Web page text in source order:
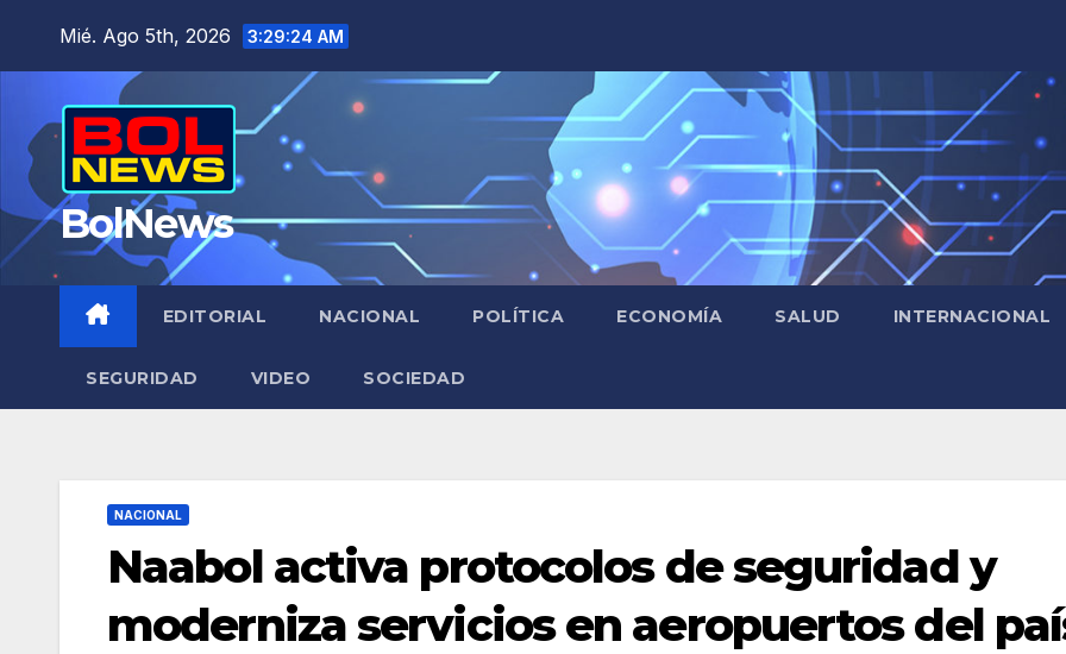
Mié. Ago 5th, 2026 3:29:25 AM
BolNews
EDITORIAL NACIONAL POLÍTICA ECONOMÍA SALUD INTERNACIONAL
SEGURIDAD VIDEO SOCIEDAD
NACIONAL
Naabol activa protocolos de seguridad y
moderniza servicios en aeropuertos del